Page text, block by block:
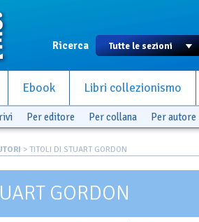
Ricerca
Ebook Libri collezionismo
Per editore Per collana Per autore
> TITOLI DI STUART GORDON
GORDON